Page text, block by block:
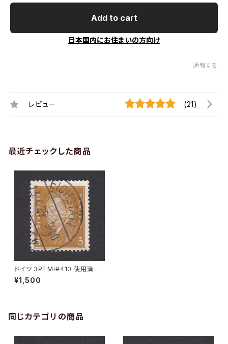
Add to cart
日本国内にお住まいの方向け
通報する
レビュー (21)
最近チェックした商品
ドイツ 3Pf Mi#410 使用済み
切手｜EICHSTÄTT 13.4.192
9
¥1,500
同じカテゴリの商品